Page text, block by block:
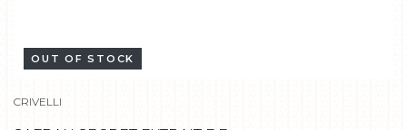
OUT OF STOCK
CRIVELLI